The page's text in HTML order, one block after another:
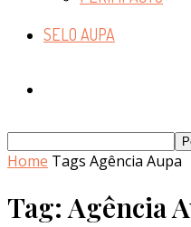
SELO AUPA
Home Tags Agência Aupa
Tag: Agência